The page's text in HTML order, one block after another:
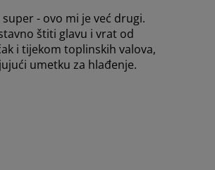
super - ovo mi je već drugi.
štiti glavu i vrat od
i tijekom toplinskih valova,
umetku za hlađenje.